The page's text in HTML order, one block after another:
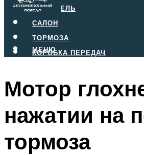
ДВИГАТЕЛЬ
САЛОН
ТОРМОЗА
КОРОБКА ПЕРЕДАЧ
МЕНЮ
МЕНЮ
Мотор
нажатии на
тормоза